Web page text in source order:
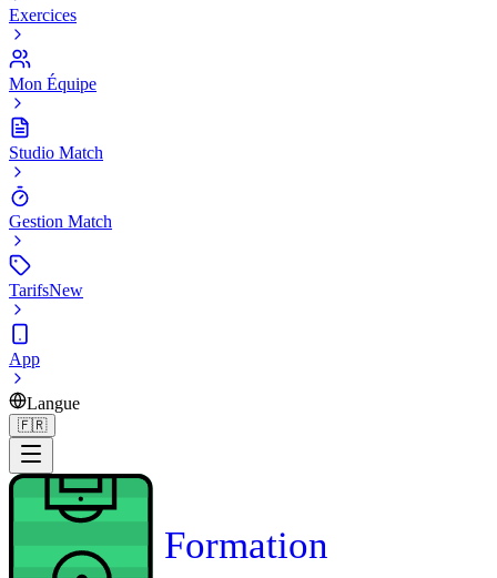
Exercices
Mon Équipe
Studio Match
Gestion Match
TarifsNew
App
Langue
🇫🇷
Formation